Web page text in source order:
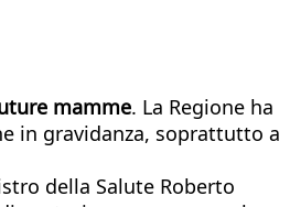
mamme. La Regione ha
in gravidanza, soprattutto a
della Salute Roberto